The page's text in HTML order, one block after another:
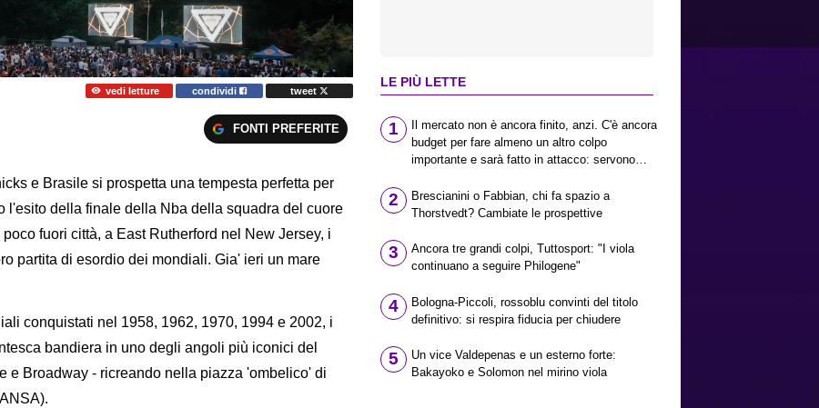
vedi letture condividi
tweet
FONTI PREFERITE
e Brasile si prospetta una tempesta perfetta per
l'esito della finale della Nba della squadra del cuore
fuori città, a East Rutherford nel New Jersey, i
partita di esordio dei mondiali. Gia' ieri un mare
conquistati nel 1958, 1962, 1970, 1994 e 2002, i
bandiera in uno degli angoli più iconici del
e Broadway - ricreando nella piazza 'ombelico' di
LE PIÙ LETTE
1
Il mercato non è ancora finito, anzi. C'è ancora
budget per fare almeno un altro colpo
importante e sarà fatto in attacco: servono
il Bologna: caccia al giusto incastro
2
Brescianini o Fabbian, chi fa spazio a
Thorstvedt? Cambiate le prospettive
3
Ancora tre grandi colpi, Tuttosport: "I viola
continuano a seguire Philogene"
4
Bologna-Piccoli, rossoblu convinti del titolo
definitivo: si respira fiducia per chiudere
5
Un vice Valdepenas e un esterno forte:
Bakayoko e Solomon nel mirino viola